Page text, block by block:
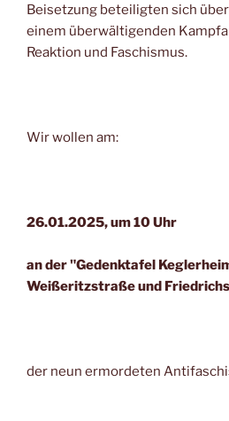
Beisetzung beteiligten sich
einem überwältigenden
Reaktion und Faschismus.
Wir wollen am:
26.01.2025, um 10 Uhr
an der "Gedenktafel
Weißeritzstraße und
der neun ermordeten